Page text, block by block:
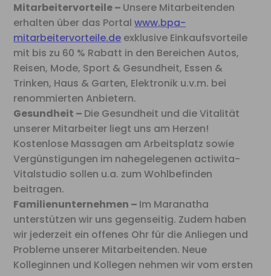
Mitarbeitervorteile – Unsere Mitarbeitenden
erhalten über das Portalwww.bpa-
mitarbeitervorteile.de exklusive Einkaufsvorteile
mit bis zu 60 % Rabatt in den Bereichen Autos,
Reisen, Mode, Sport & Gesundheit, Essen &
Trinken, Haus & Garten, Elektronik u.v.m. bei
renommierten Anbietern.
Gesundheit – Die Gesundheit und die Vitalität
unserer Mitarbeiter liegt uns am Herzen!
Kostenlose Massagen am Arbeitsplatz sowie
Vergünstigungen im nahegelegenen actiwita-
Vitalstudio sollen u.a. zum Wohlbefinden
beitragen.
Familienunternehmen – Im Maranatha
unterstützen wir uns gegenseitig. Zudem haben
wir jederzeit ein offenes Ohr für die Anliegen und
Probleme unserer Mitarbeitenden. Neue
Kolleginnen und Kollegen nehmen wir vom ersten